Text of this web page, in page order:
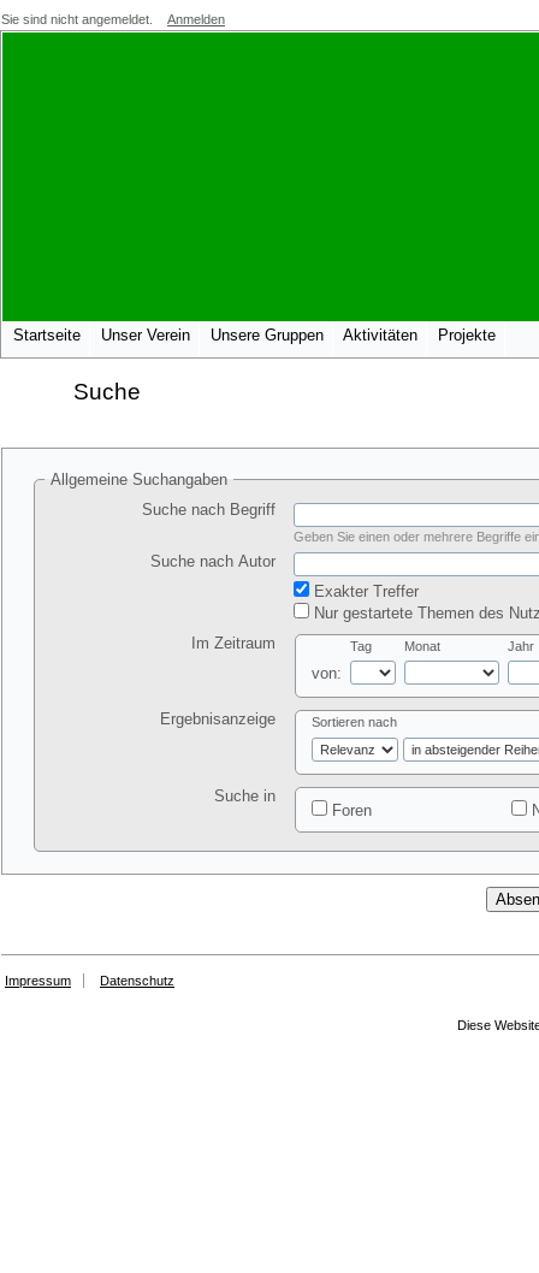
Sie sind nicht angemeldet. Anmelden
Startseite Unser Verein Unsere Gruppen Aktivitäten Projekte
Suche
Allgemeine Suchangaben
Suche nach Begriff
Geben Sie einen oder mehrere Begriffe
Suche nach Autor
Exakter Treffer
Nur gestartete Themen des
Im Zeitraum
von:
Tag Monat Jahr
Ergebnisanzeige Sortieren nach
Suche in
Foren
Impressum Datenschutz
Diese